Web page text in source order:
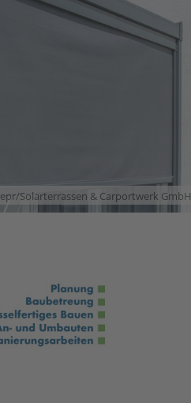
epr/Solarterrassen & Carportwerk GmbH